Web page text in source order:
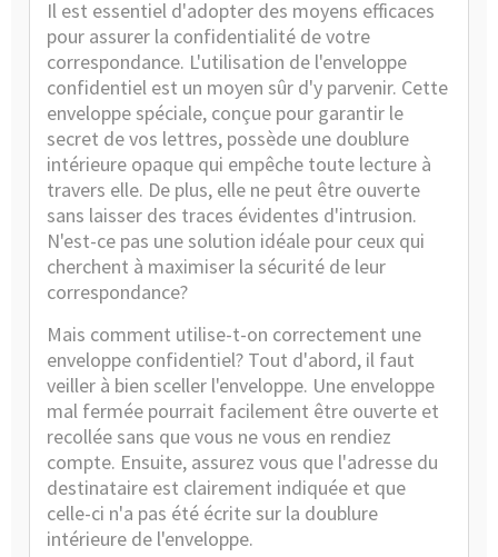
Il est essentiel d'adopter des moyens efficaces
pour assurer la confidentialité de votre
correspondance. L'utilisation de l'enveloppe
confidentiel est un moyen sûr d'y parvenir. Cette
enveloppe spéciale, conçue pour garantir le
secret de vos lettres, possède une doublure
intérieure opaque qui empêche toute lecture à
travers elle. De plus, elle ne peut être ouverte
sans laisser des traces évidentes d'intrusion.
N'est-ce pas une solution idéale pour ceux qui
cherchent à maximiser la sécurité de leur
correspondance?
Mais comment utilise-t-on correctement une
enveloppe confidentiel? Tout d'abord, il faut
veiller à bien sceller l'enveloppe. Une enveloppe
mal fermée pourrait facilement être ouverte et
recollée sans que vous ne vous en rendiez
compte. Ensuite, assurez vous que l'adresse du
destinataire est clairement indiquée et que
celle-ci n'a pas été écrite sur la doublure
intérieure de l'enveloppe.